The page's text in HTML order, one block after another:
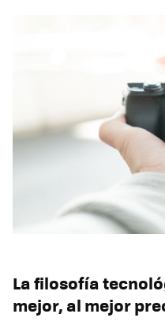
La filosofía
mejor, al mejor